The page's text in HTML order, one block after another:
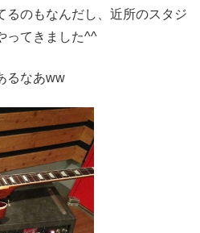
るのもなんだし、近所のスタジ
ってきました^^
るなあww